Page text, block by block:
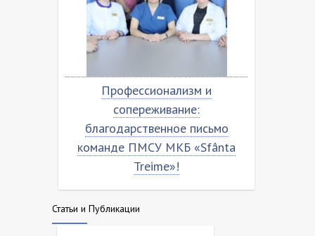
сопереживание:
благодарственное письмо
команде ПМСУ МКБ «Sfânta
Treime»!